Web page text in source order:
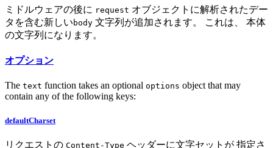
ミドルウェアの後に request オブジェクトに解析されたデー
タを含む新しい body 文字列が追加されます。 これは、 本体
の文字列になります。
オプション
The text function takes an optional options object that may
contain any of the following keys:
defaultCharset
リクエストの Content-Type ヘッダーに文字セットが 指定さ